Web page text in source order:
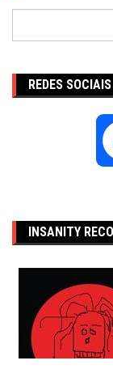
REDES SOCIAIS
INSANITY